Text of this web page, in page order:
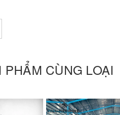
PHẨM CÙNG LOẠI